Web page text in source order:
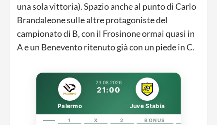
una sola vittoria). Spazio anche al punto di Carlo
Brandaleone sulle altre protagoniste del
campionato di B, con il Frosinone ormai quasi in
A e un Benevento ritenuto già con un piede in C.
23.08.2026
21:00
Palermo Juve Stabia
1 X 2 BONUS